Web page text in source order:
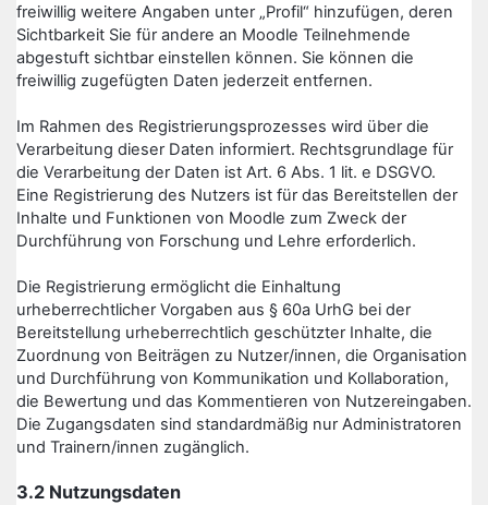
freiwillig weitere Angaben unter „Profil“ hinzufügen, deren
Sichtbarkeit Sie für andere an Moodle Teilnehmende
abgestuft sichtbar einstellen können. Sie können die
freiwillig zugefügten Daten jederzeit entfernen.
Im Rahmen des Registrierungsprozesses wird über die
Verarbeitung dieser Daten informiert. Rechtsgrundlage für
die Verarbeitung der Daten ist Art. 6 Abs. 1 lit. e DSGVO.
Eine Registrierung des Nutzers ist für das Bereitstellen der
Inhalte und Funktionen von Moodle zum Zweck der
Durchführung von Forschung und Lehre erforderlich.
Die Registrierung ermöglicht die Einhaltung
urheberrechtlicher Vorgaben aus § 60a UrhG bei der
Bereitstellung urheberrechtlich geschützter Inhalte, die
Zuordnung von Beiträgen zu Nutzer/innen, die Organisation
und Durchführung von Kommunikation und Kollaboration,
die Bewertung und das Kommentieren von Nutzereingaben.
Die Zugangsdaten sind standardmäßig nur Administratoren
und Trainern/innen zugänglich.
3.2 Nutzungsdaten